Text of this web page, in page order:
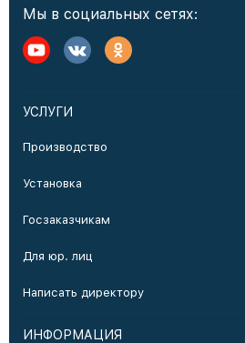
Мы в социальных сетях:
УСЛУГИ
Производство
Установка
Госзаказчикам
Для юр. лиц
Написать директору
ИНФОРМАЦИЯ